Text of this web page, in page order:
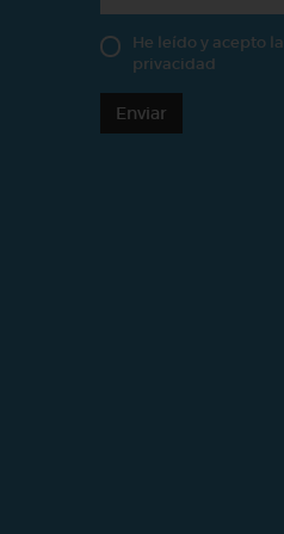
He leído y acepto la
privacidad
Enviar